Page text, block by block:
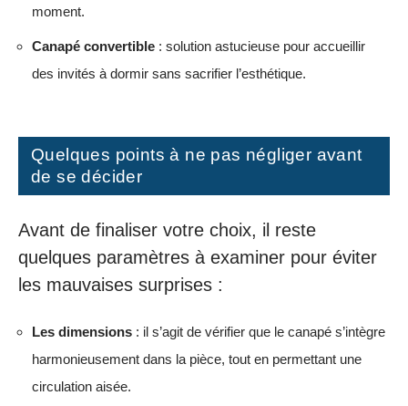
moment.
Canapé convertible : solution astucieuse pour accueillir
des invités à dormir sans sacrifier l’esthétique.
Quelques points à ne pas négliger avant
de se décider
Avant de finaliser votre choix, il reste
quelques paramètres à examiner pour éviter
les mauvaises surprises :
Les dimensions : il s’agit de vérifier que le canapé s’intègre
harmonieusement dans la pièce, tout en permettant une
circulation aisée.